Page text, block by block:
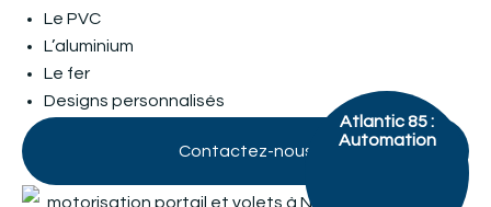
Le PVC
L’aluminium
Le fer
Designs personnalisés
Contactez-nous
Atlantic 85 :
Automation